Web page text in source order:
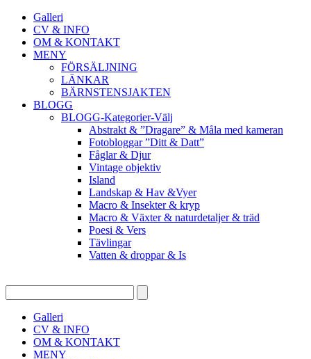
Galleri
CV & INFO
OM & KONTAKT
MENY
FÖRSÄLJNING
LÄNKAR
BÄRNSTENSJAKTEN
BLOGG
BLOGG-Kategorier-Välj
Abstrakt & ”Dragare” & Måla med kameran
Fotobloggar ”Ditt & Datt”
Fåglar & Djur
Vintage objektiv
Island
Landskap & Hav &Vyer
Macro & Insekter & kryp
Macro & Växter & naturdetaljer & träd
Poesi & Vers
Tävlingar
Vatten & droppar & Is
Galleri
CV & INFO
OM & KONTAKT
MENY